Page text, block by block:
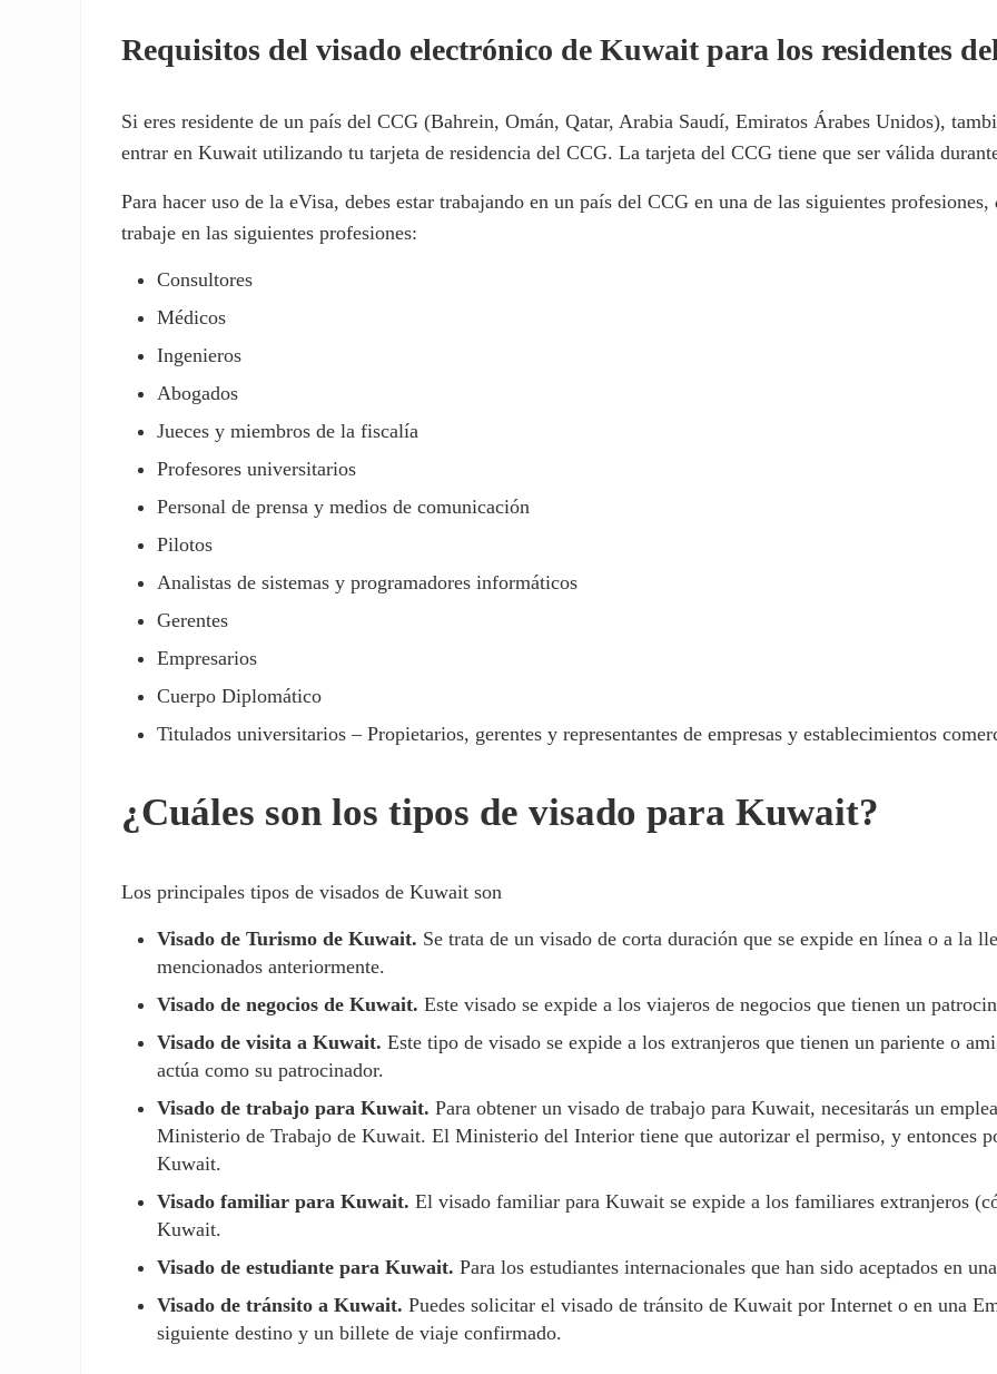
Requisitos del visado electrónico de Kuwait para los residentes
Si eres residente de un país del CCG (Bahrein, Omán, Qatar, Arabia Saudí, Emiratos Árabes Unidos),
entrar en Kuwait utilizando tu tarjeta de residencia del CCG. La tarjeta del CCG tiene que ser válida
Para hacer uso de la eVisa, debes estar trabajando en un país del CCG en una de las siguientes profesiones,
trabaje en las siguientes profesiones:
Consultores
Médicos
Ingenieros
Abogados
Jueces y miembros de la fiscalía
Profesores universitarios
Personal de prensa y medios de comunicación
Pilotos
Analistas de sistemas y programadores informáticos
Gerentes
Empresarios
Cuerpo Diplomático
Titulados universitarios – Propietarios, gerentes y representantes de empresas y establecimientos
¿Cuáles son los tipos de visado para Kuwait?
Los principales tipos de visados de Kuwait son
Visado de Turismo de Kuwait. Se trata de un visado de corta duración que se expide en línea o a la
mencionados anteriormente.
Visado de negocios de Kuwait. Este visado se expide a los viajeros de negocios que tienen un
Visado de visita a Kuwait. Este tipo de visado se expide a los extranjeros que tienen un pariente o
actúa como su patrocinador.
Visado de trabajo para Kuwait. Para obtener un visado de trabajo para Kuwait, necesitarás un
Ministerio de Trabajo de Kuwait. El Ministerio del Interior tiene que autorizar el permiso, y entonces
Kuwait.
Visado familiar para Kuwait. El visado familiar para Kuwait se expide a los familiares extranjeros
Kuwait.
Visado de estudiante para Kuwait. Para los estudiantes internacionales que han sido aceptados en
Visado de tránsito a Kuwait. Puedes solicitar el visado de tránsito de Kuwait por Internet o en una
siguiente destino y un billete de viaje confirmado.